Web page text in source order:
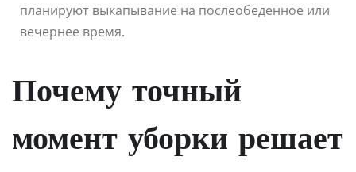
планируют выкапывание на послеобеденное или
вечернее время.
Почему точный
момент уборки решает